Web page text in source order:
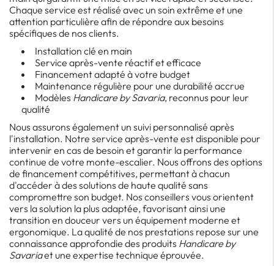
Chaque service est réalisé avec un soin extrême et une
attention particulière afin de répondre aux besoins
spécifiques de nos clients.
Installation clé en main
Service après-vente réactif et efficace
Financement adapté à votre budget
Maintenance régulière pour une durabilité accrue
Modèles Handicare by Savaria, reconnus pour leur
qualité
Nous assurons également un suivi personnalisé après
l'installation. Notre service après-vente est disponible pour
intervenir en cas de besoin et garantir la performance
continue de votre monte-escalier. Nous offrons des options
de financement compétitives, permettant à chacun
d'accéder à des solutions de haute qualité sans
compromettre son budget. Nos conseillers vous orientent
vers la solution la plus adaptée, favorisant ainsi une
transition en douceur vers un équipement moderne et
ergonomique. La qualité de nos prestations repose sur une
connaissance approfondie des produits Handicare by
Savariaet une expertise technique éprouvée.